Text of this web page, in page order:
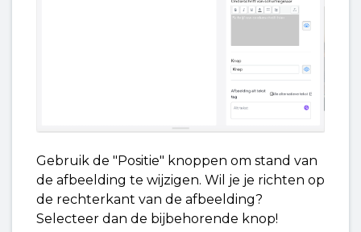
Gebruik de "Positie" knoppen om stand van
de afbeelding te wijzigen. Wil je je richten op
de rechterkant van de afbeelding?
Selecteer dan de bijbehorende knop!